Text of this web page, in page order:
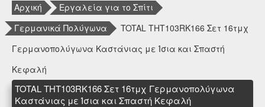
Αρχική
Εργαλεία για το Σπίτι
Γερμανικά Πολύγωνα
TOTAL THT103RK166 Σετ 16τμχ
Γερμανοπολύγωνα Καστάνιας με Ίσια και Σπαστή
Κεφαλή
TOTAL THT103RK166 Σετ 16τμχ Γερμανοπολύγωνα
Καστάνιας με Ίσια και Σπαστή Κεφαλή